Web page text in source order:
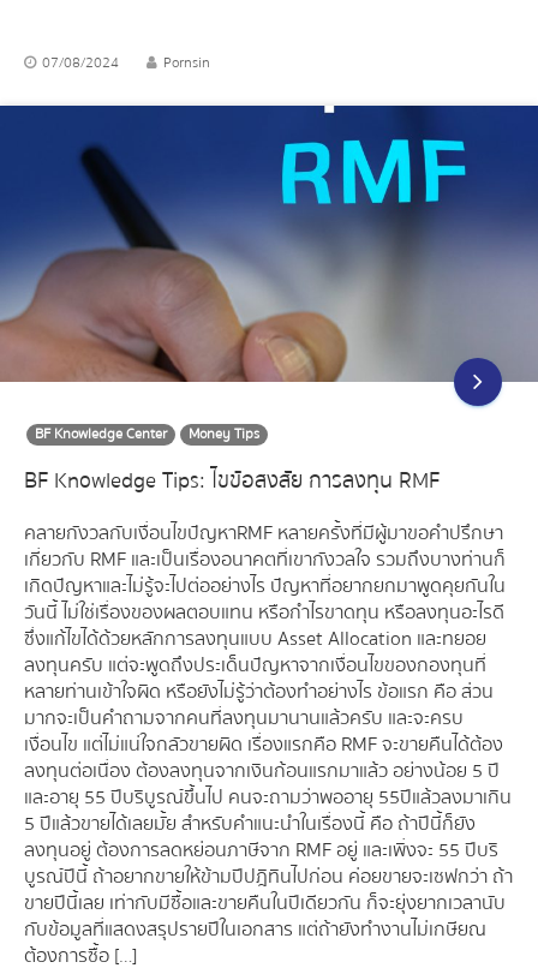
07/08/2024 Pornsin
BF Knowledge Center Money Tips
BF Knowledge Tips: ไขข้อสงสัย การลงทุน RMF
คลายกังวลกับเงื่อนไขปัญหา RMF หลายครั้งที่มีผู้มาขอคำปรึกษา
เกี่ยวกับ RMF และเป็นเรื่องอนาคตที่เขากังวลใจ รวมถึงบางท่านก็
เกิดปัญหาและไม่รู้จะไปต่ออย่างไร ปัญหาที่อยากยกมาพูดคุยกันใน
วันนี้ ไม่ใช่เรื่องของผลตอบแทน หรือกำไรขาดทุน หรือลงทุนอะไรดี
ซึ่งแก้ไขได้ด้วยหลักการลงทุนแบบ Asset Allocation และทยอย
ลงทุนครับ แต่จะพูดถึงประเด็นปัญหาจากเงื่อนไขของกองทุนที่
หลายท่านเข้าใจผิด หรือยังไม่รู้ว่าต้องทำอย่างไร ข้อแรก คือ ส่วน
มากจะเป็นคำถามจากคนที่ลงทุนมานานแล้วครับ และจะครบ
เงื่อนไข แต่ไม่แน่ใจกลัวขายผิด เรื่องแรกคือ RMF จะขายคืนได้ต้อง
ลงทุนต่อเนื่อง ต้องลงทุนจากเงินก้อนแรกมาแล้ว อย่างน้อย 5 ปี
และอายุ 55 ปีบริบูรณ์ขึ้นไป คนจะถามว่าพออายุ 55ปีแล้วลงมาเกิน
5 ปีแล้วขายได้เลยมั้ย สำหรับคำแนะนำในเรื่องนี้ คือ ถ้าปีนี้ก็ยัง
ลงทุนอยู่ ต้องการลดหย่อนภาษีจาก RMF อยู่ และเพิ่งจะ 55 ปีบริ
บูรณ์ปีนี้ ถ้าอยากขายให้ข้ามปีปฎิทินไปก่อน ค่อยขายจะเซฟกว่า ถ้า
ขายปีนี้เลย เท่ากับมีซื้อและขายคืนในปีเดียวกัน ก็จะยุ่งยากเวลานับ
กับข้อมูลที่แสดงสรุปรายปีในเอกสาร แต่ถ้ายังทำงานไม่เกษียณ
ต้องการซื้อ […]